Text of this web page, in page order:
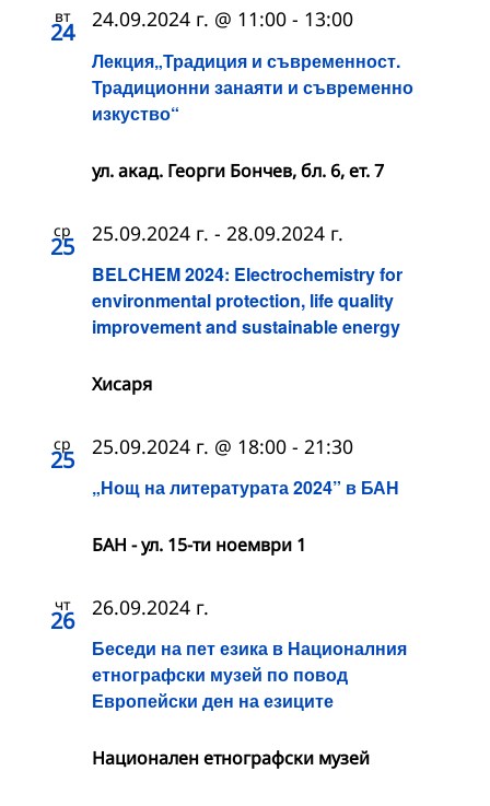
вт
24
Лекция„Традиция и съвременност.
Традиционни занаяти и съвременно
изкуство“
24.09.2024 г. @ 11:00 - 13:00
ул. акад. Георги Бончев, бл. 6, ет. 7
ср
25
BELCHEM 2024: Electrochemistry for
environmental protection, life quality
improvement and sustainable energy
25.09.2024 г. - 28.09.2024 г.
Хисаря
ср
25
„Нощ на литературата 2024” в БАН
25.09.2024 г. @ 18:00 - 21:30
БАН - ул. 15-ти ноември 1
чт
26
Беседи на пет езика в Националния
етнографски музей по повод
Европейски ден на езиците
26.09.2024 г.
Национален етнографски музей